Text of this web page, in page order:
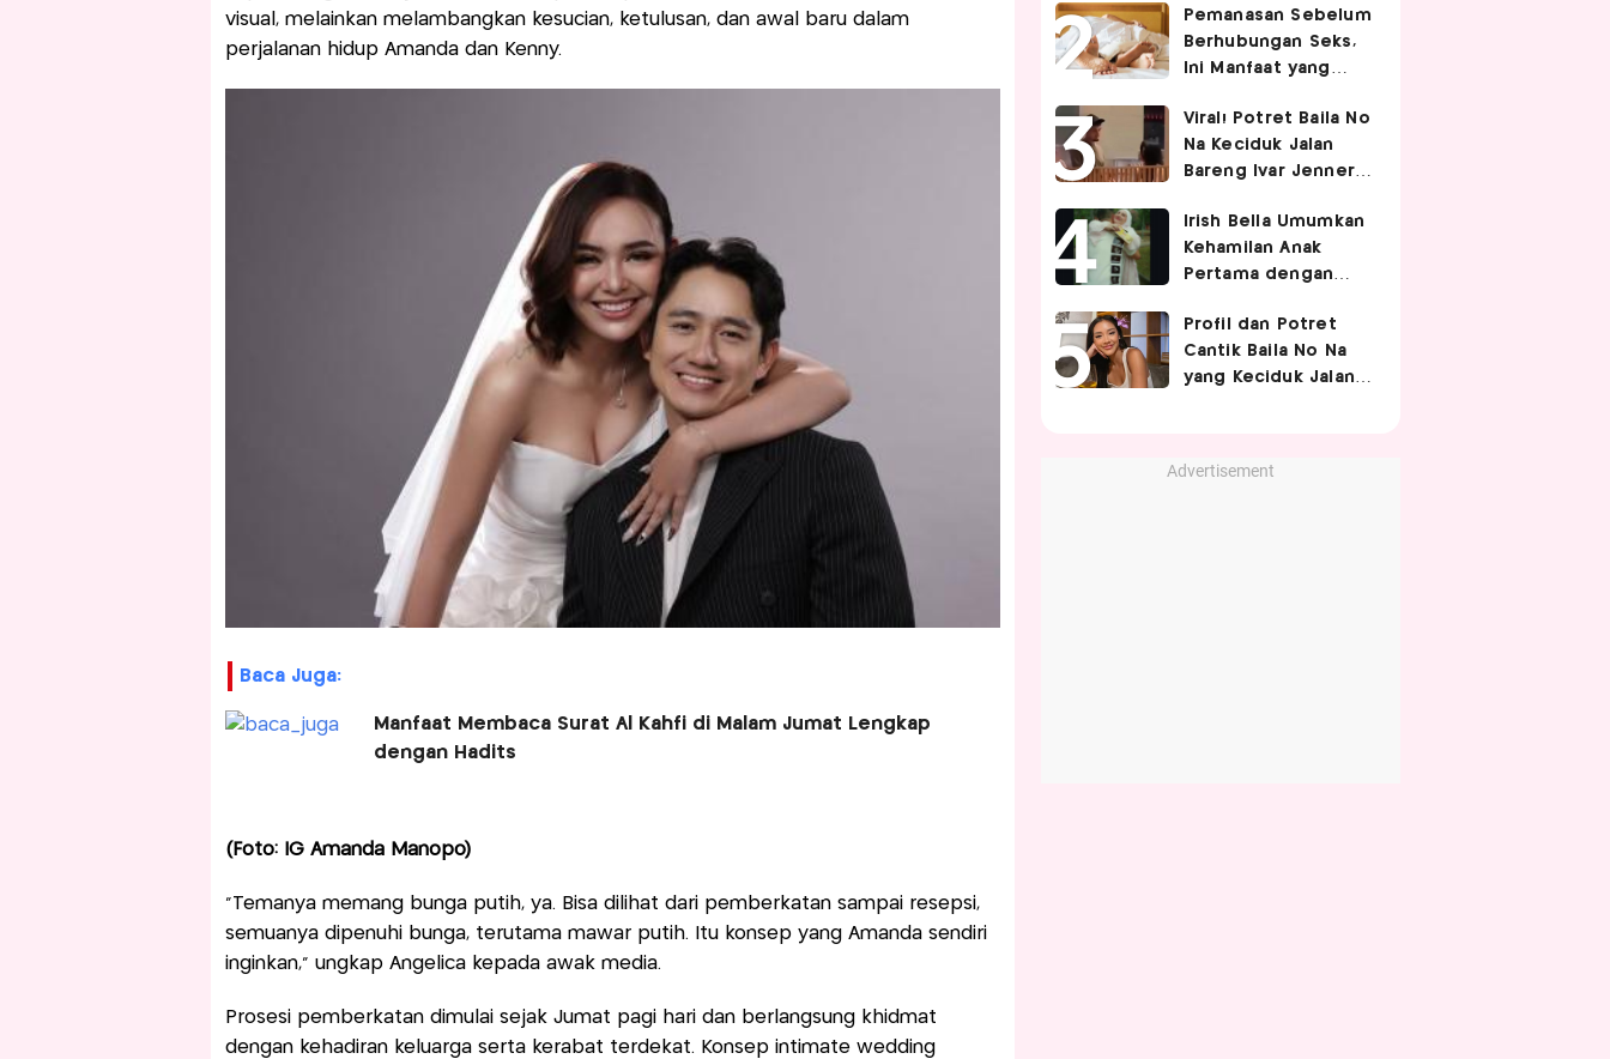
visual, melainkan melambangkan kesucian, ketulusan, dan awal baru dalam
perjalanan hidup Amanda dan Kenny.
Baca Juga:
Manfaat Membaca Surat Al Kahfi di Malam Jumat Lengkap
dengan Hadits
(Foto: IG Amanda Manopo)
“Temanya memang bunga putih, ya. Bisa dilihat dari pemberkatan sampai resepsi,
semuanya dipenuhi bunga, terutama mawar putih. Itu konsep yang Amanda sendiri
inginkan,” ungkap Angelica kepada awak media.
Prosesi pemberkatan dimulai sejak Jumat pagi hari dan berlangsung khidmat
dengan kehadiran keluarga serta kerabat terdekat. Konsep intimate wedding
Pemanasan Sebelum
Berhubungan Seks,
Ini Manfaat yang
Pasangan
Viral! Potret Baila No
Na Keciduk Jalan
Bareng Ivar Jenner,
Irish Bella Umumkan
Kehamilan Anak
Pertama dengan
Profil dan Potret
Cantik Baila No Na
yang Keciduk Jalan
Advertisement